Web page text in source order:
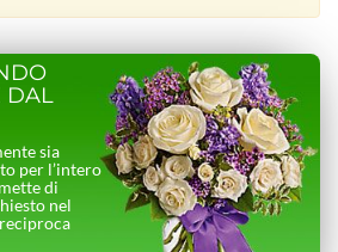
DAL
sia
per l’intero
di
nel